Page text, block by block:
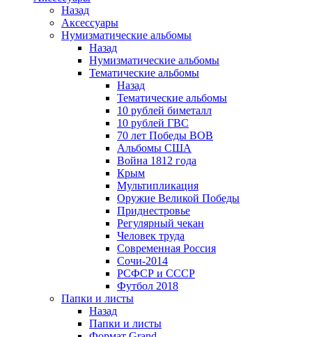
Назад
Аксессуары
Нумизматические альбомы
Назад
Нумизматические альбомы
Тематические альбомы
Назад
Тематические альбомы
10 рублей биметалл
10 рублей ГВС
70 лет Победы ВОВ
Альбомы США
Война 1812 года
Крым
Мультипликация
Оружие Великой Победы
Приднестровье
Регулярный чекан
Человек труда
Современная Россия
Сочи-2014
РСФСР и СССР
Футбол 2018
Папки и листы
Назад
Папки и листы